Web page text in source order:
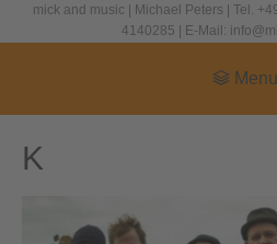
mick and music | Michael Peters | Tel.
4140285 | E-Mail:
Menu
K